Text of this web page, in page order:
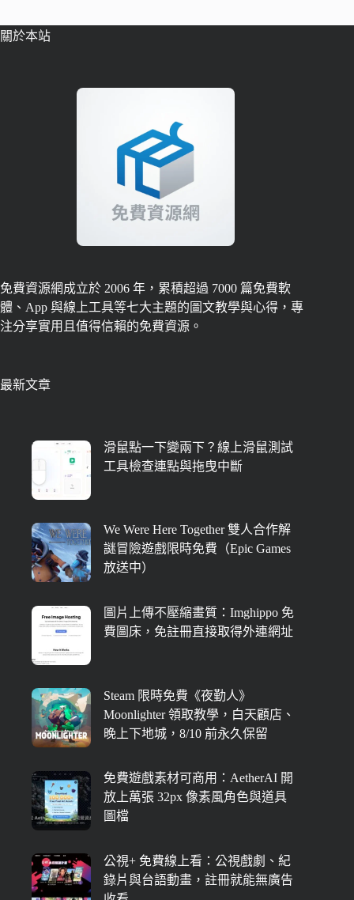
關於本站
免費資源網成立於 2006 年，累積超過 7000 篇免費軟
體、App 與線上工具等七大主題的圖文教學與心得，專
注分享實用且值得信賴的免費資源。
最新文章
滑鼠點一下變兩下？線上滑鼠測試
工具檢查連點與拖曳中斷
We Were Here Together 雙人合作解
謎冒險遊戲限時免費（Epic Games
放送中）
圖片上傳不壓縮畫質：Imghippo 免
費圖床，免註冊直接取得外連網址
Steam 限時免費《夜勤人》
Moonlighter 領取教學，白天顧店、
晚上下地城，8/10 前永久保留
免費遊戲素材可商用：AetherAI 開
放上萬張 32px 像素風角色與道具
圖檔
公視+ 免費線上看：公視戲劇、紀
錄片與台語動畫，註冊就能無廣告